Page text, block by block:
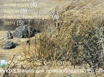
анимация(6)
аддон(6)
Fallout: New Vegas(6)
патч(5)
Информация для правообладателей|